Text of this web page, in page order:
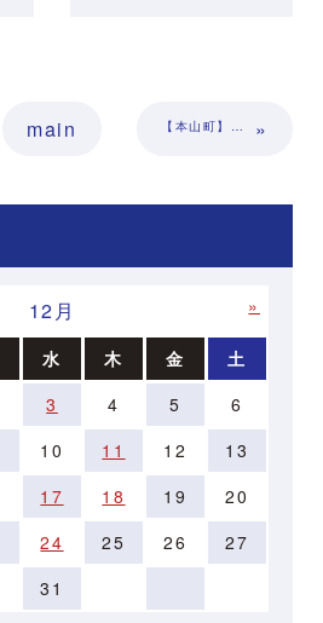
main 【本山町】クリスマスランチバイキング＆しそ風呂2025｜汗見川ふれあいの郷清流館 »
12月 »
水 木 金
土
3 4 5
6
10 11 12
13
17 18 19
20
24 25 26
27
31